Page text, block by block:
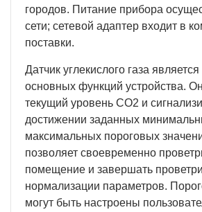
городов. Питание прибора
сети; сетевой адаптер входит в
поставки.
Датчик углекислого газа
основных функций устройства.
текущий уровень CO2 и
достижении заданных
максимальных пороговых
позволяет своевременно
помещение и завершать
нормализации параметров.
могут быть настроены